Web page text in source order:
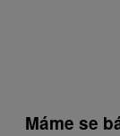
Máme se